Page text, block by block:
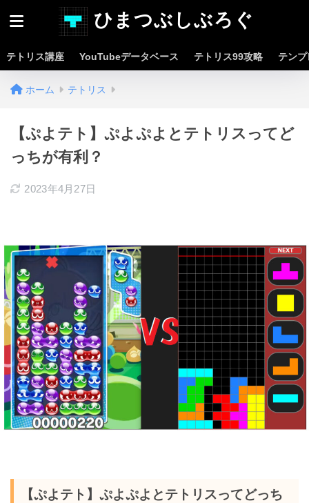
ひまつぶしぶろぐ
テトリス講座 YouTubeデータベース テトリス99攻略 テン
ホーム テトリス
【ぷよテト】ぷよぷよとテトリスってど
っちが有利？
2023年4月27日
【ぷよテト】ぷよぷよとテトリスってどっち